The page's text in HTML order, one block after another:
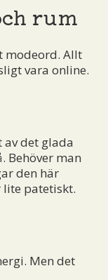
rum
modeord. Allt
vara online.
det glada
Behöver man
den här
lite patetiskt.
Men det